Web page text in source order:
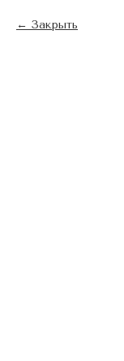
Закрыть